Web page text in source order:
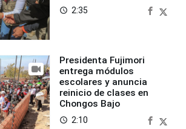
access_time 2:35
Presidenta Fujimori
entrega módulos
escolares y anuncia
reinicio de clases en
Chongos Bajo
access_time 2:10